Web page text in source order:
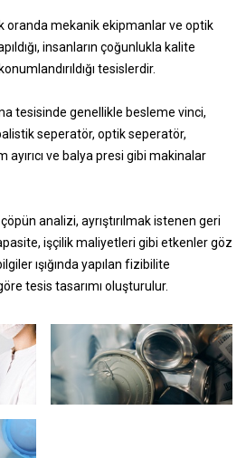
oranda mekanik ekipmanlar ve optik
insanların çoğunlukla kalite
tesislerdir.
tesisinde genellikle besleme vinci,
seperatör, optik seperatör,
ayırıcı ve balya presi gibi makinalar
analizi, ayrıştırılmak istenen geri
işçilik maliyetleri gibi etkenler göz
ışığında yapılan fizibilite
tesis tasarımı oluşturulur.